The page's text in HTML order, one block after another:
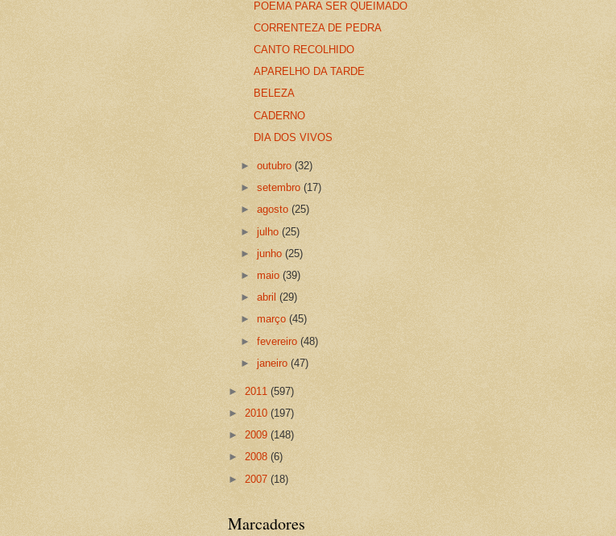
POEMA PARA SER QUEIMADO
CORRENTEZA DE PEDRA
CANTO RECOLHIDO
APARELHO DA TARDE
BELEZA
CADERNO
DIA DOS VIVOS
►outubro(32)
►setembro(17)
►agosto(25)
►julho(25)
►junho(25)
►maio(39)
►abril(29)
►março(45)
►fevereiro(48)
►janeiro(47)
► 2011 (597)
► 2010 (197)
► 2009 (148)
► 2008 (6)
► 2007 (18)
Marcadores